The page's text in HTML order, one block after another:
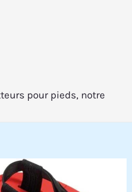
pour pieds, notre